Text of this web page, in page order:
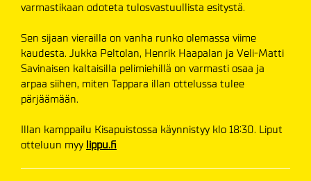
varmastikaan odoteta tulosvastuullista esitystä.
Sen sijaan vierailla on vanha runko olemassa viime
kaudesta. Jukka Peltolan, Henrik Haapalan ja Veli-Matti
Savinaisen kaltaisilla pelimiehillä on varmasti osaa ja
arpaa siihen, miten Tappara illan ottelussa tulee
pärjäämään.
Illan kamppailu Kisapuistossa käynnistyy klo 18:30. Liput
otteluun myy lippu.fi